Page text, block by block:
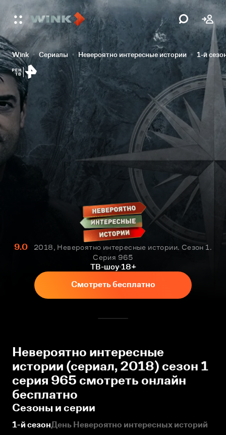
Wink Сериалы Невероятно интересные истории 1-й
9.0
2018, Невероятно интересные истории. Сезон 1.
Серия 965
ТВ-шоу 18+
Смотреть бесплатно
Невероятно интересные
истории (сериал, 2018) сезон 1
серия 965 смотреть онлайн
бесплатно
Сезоны и серии
1-й сезонДень Невероятно интересных историй